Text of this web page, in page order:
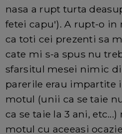
nasa a rupt turta
fetei capu'). A rupt-o
ca toti cei prezenti sa
cate mi s-a spus nu
sfarsitul mesei nimic
parerile erau impartite
motul (unii ca se taie
ca se taie la 3 ani,
motul cu aceeasi